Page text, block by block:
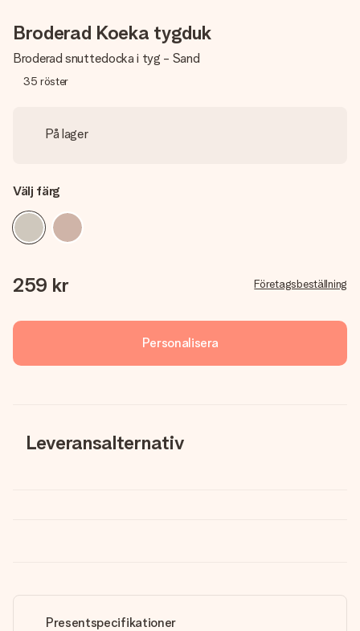
Broderad Koeka tygduk
Broderad snuttedocka i tyg - Sand
35 röster
På lager
Välj färg
259 kr Företagsbeställning
Personalisera
Leveransalternativ
Presentspecifikationer